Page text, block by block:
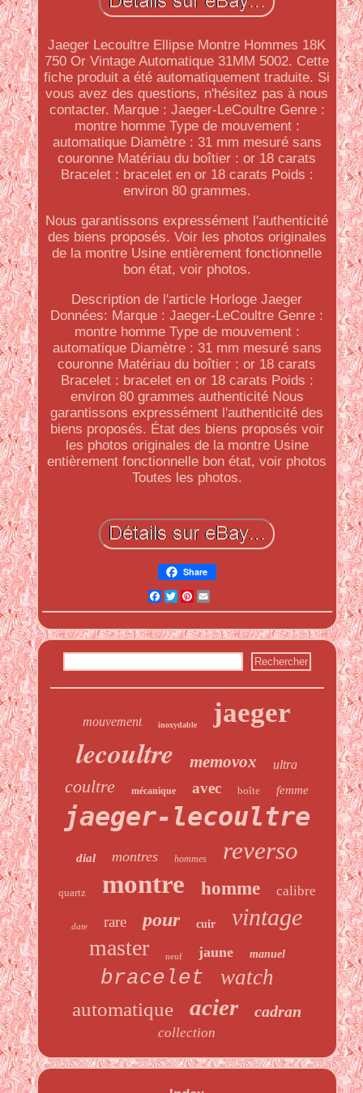
Jaeger Lecoultre Ellipse Montre Hommes 18K
750 Or Vintage Automatique 31MM 5002. Cette
fiche produit a été automatiquement traduite. Si
vous avez des questions, n'hésitez pas à nous
contacter. Marque : Jaeger-LeCoultre Genre :
montre homme Type de mouvement :
automatique Diamètre : 31 mm mesuré sans
couronne Matériau du boîtier : or 18 carats
Bracelet : bracelet en or 18 carats Poids :
environ 80 grammes.
Nous garantissons expressément l'authenticité
des biens proposés. Voir les photos originales
de la montre Usine entièrement fonctionnelle
bon état, voir photos.
Description de l'article Horloge Jaeger
Données: Marque : Jaeger-LeCoultre Genre :
montre homme Type de mouvement :
automatique Diamètre : 31 mm mesuré sans
couronne Matériau du boîtier : or 18 carats
Bracelet : bracelet en or 18 carats Poids :
environ 80 grammes authenticité Nous
garantissons expressément l'authenticité des
biens proposés. État des biens proposés voir
les photos originales de la montre Usine
entièrement fonctionnelle bon état, voir photos
Toutes les photos.
Share
Facebook
Twitter
Pinterest
Email
mouvement inoxydable jaeger
lecoultre memovox ultra
coultre mécanique avec boîte femme
jaeger-lecoultre
dial montres hommes reverso
quartz montre homme calibre
date rare pour cuir vintage
master neuf jaune manuel
bracelet watch
automatique acier cadran
collection